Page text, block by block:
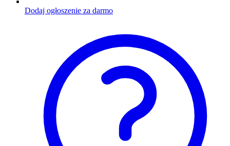
Dodaj ogłoszenie za darmo